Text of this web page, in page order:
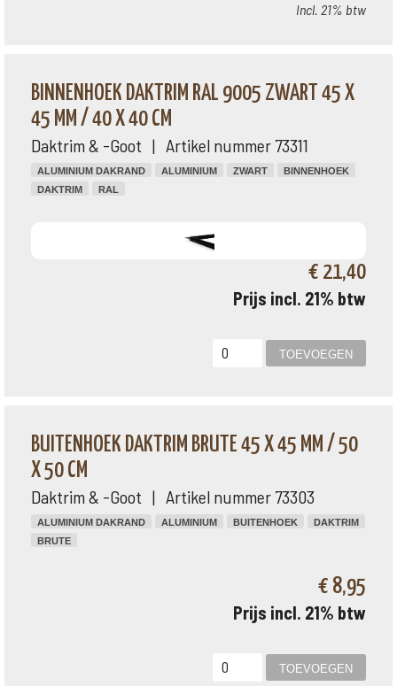
Incl. 21% btw
BINNENHOEK DAKTRIM RAL 9005 ZWART 45 X
45 MM / 40 X 40 CM
Daktrim & -Goot | Artikel nummer 73311
ALUMINIUM DAKRAND ALUMINIUM ZWART
BINNENHOEK
DAKTRIM
RAL
€ 21,40
Prijs incl. 21% btw
BUITENHOEK DAKTRIM BRUTE 45 X 45 MM / 50
X 50 CM
Daktrim & -Goot | Artikel nummer 73303
ALUMINIUM DAKRAND ALUMINIUM BUITENHOEK
DAKTRIM
BRUTE
€ 8,95
Prijs incl. 21% btw